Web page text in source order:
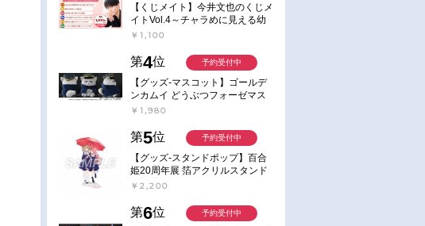
【くじメイト】今井文也のくじメ
イトVol.4～チャラめに見える幼
馴染、実は一途で独占欲が強いん
￥1,100
第4位
【グッズ-マスコット】ゴールデ
ンカムイ どうぶつフォーゼマス
コット 5.月島軍曹【再販】
￥1,980
予約受付中
第5位
【グッズ-スタンドポップ】百合
姫20周年展 箔アクリルスタンド
E：あおのなち
￥2,200
予約受付中
第6位 予約受付中